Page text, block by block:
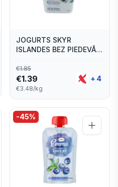
JOGURTS SKYR
ISLANDES BEZ PIEDEVĀM
€1.85
€1.39
€3.48/kg
+ 4
-45%